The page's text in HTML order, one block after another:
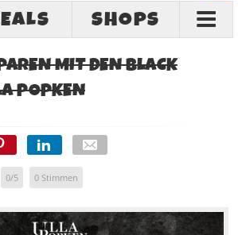
SHOPS
MIT DEN BLACK
POPKEN
0/5 0 Stimmen